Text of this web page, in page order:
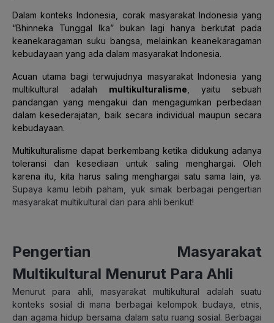
Dalam konteks Indonesia, corak masyarakat Indonesia yang
“Bhinneka Tunggal Ika” bukan lagi hanya berkutat pada
keanekaragaman suku bangsa, melainkan keanekaragaman
kebudayaan yang ada dalam masyarakat Indonesia.
Acuan utama bagi terwujudnya masyarakat Indonesia yang
multikultural adalah multikulturalisme , yaitu sebuah
pandangan yang mengakui dan mengagumkan perbedaan
dalam kesederajatan, baik secara individual maupun secara
kebudayaan.
Multikulturalisme dapat berkembang ketika didukung adanya
toleransi dan kesediaan untuk saling menghargai. Oleh
karena itu, kita harus saling menghargai satu sama lain, ya.
Supaya kamu lebih paham, yuk simak berbagai pengertian
masyarakat multikultural dari para ahli berikut!
Pengertian Masyarakat
Multikultural Menurut Para Ahli
Menurut para ahli, masyarakat multikultural adalah suatu
konteks sosial di mana berbagai kelompok budaya, etnis,
dan agama hidup bersama dalam satu ruang sosial. Berbagai